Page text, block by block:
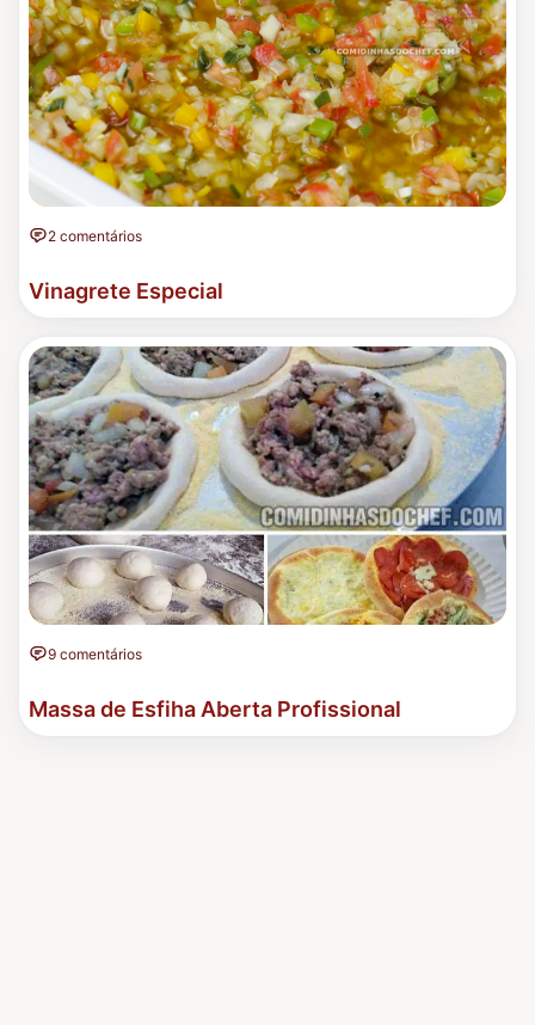
2 comentários
Vinagrete Especial
9 comentários
Massa de Esfiha Aberta Profissional